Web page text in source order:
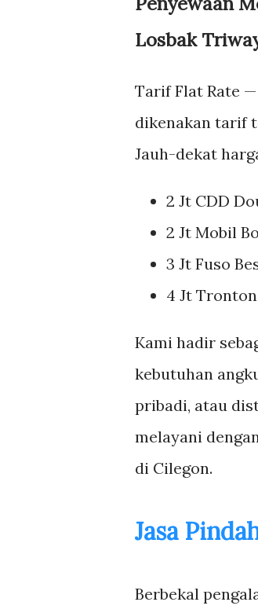
Losbak
Tarif Flat Rate
dikenakan tarif
Jauh-dekat
2 Jt CDD
2 Jt Mobil
3 Jt Fuso
4 Jt Tronton
Kami hadir
kebutuhan
pribadi, atau
melayani
di Cilegon.
Jasa
Berbekal